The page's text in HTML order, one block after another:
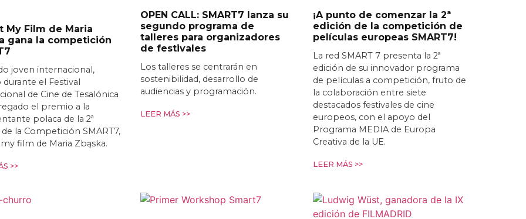
My Film de Maria
gana la competición
joven internacional,
durante el Festival
de Cine de Tesalónica
el premio a la
polaca de la 2ª
de la Competición SMART7,
my film de Maria Zbąska.
>>
OPEN CALL: SMART7 lanza su
segundo programa de
talleres para organizadores
de festivales
Los talleres se centrarán en
sostenibilidad, desarrollo de
audiencias y programación.
LEER MÁS >>
¡A punto de comenzar la 2ª
edición de la competición de
películas europeas SMART7!
La red SMART 7 presenta la 2ª
edición de su innovador programa
de películas a competición, fruto de
la colaboración entre siete
destacados festivales de cine
europeos, con el apoyo del
Programa MEDIA de Europa
Creativa de la UE.
LEER MÁS >>